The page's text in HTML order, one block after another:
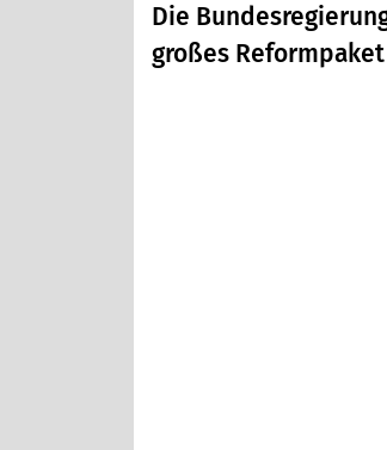
Die
großes